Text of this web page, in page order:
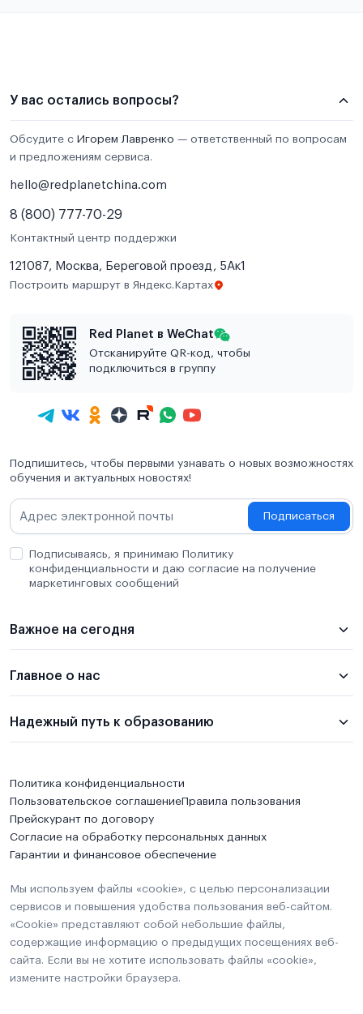
У вас остались вопросы?
Обсудите с Игорем Лавренко — ответственный по вопросам
и предложениям сервиса.
hello@redplanetchina.com
8 (800) 777-70-29
Контактный центр поддержки
121087, Москва, Береговой проезд, 5Ак1
Построить маршрут в Яндекс.Картах
Red Planet в WeChat
Отсканируйте QR-код, чтобы
подключиться в группу
Подпишитесь, чтобы первыми узнавать о новых возможностях
обучения и актуальных новостях!
Подписаться
Подписываясь, я принимаю Политику
конфиденциальности и даю согласие на получение
маркетинговых сообщений
Важное на сегодня
Главное о нас
Надежный путь к образованию
Политика конфиденциальности
Пользовательское соглашениеПравила пользования
Прейскурант по договору
Согласие на обработку персональных данных
Гарантии и финансовое обеспечение
Мы используем файлы «cookie», с целью персонализации
сервисов и повышения удобства пользования веб-сайтом.
«Cookie» представляют собой небольшие файлы,
содержащие информацию о предыдущих посещениях веб-
сайта. Если вы не хотите использовать файлы «cookie»,
измените настройки браузера.